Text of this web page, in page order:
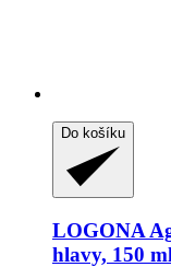
Do košíku
LOGONA
hlavy, 150 ml